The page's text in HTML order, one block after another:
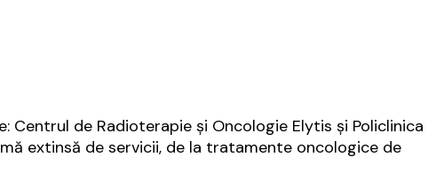
de Radioterapie și Oncologie Elytis și Policlinica
extinsă de servicii, de la tratamente oncologice de